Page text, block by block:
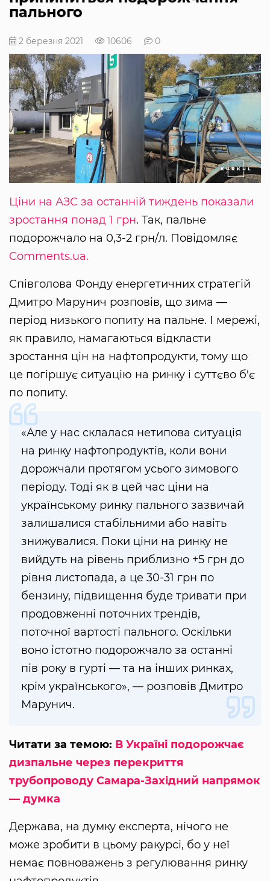
пального
2 березня 2021 10606 0
Ціни на АЗС за останній тиждень показали
зростання понад 1 грн. Так, пальне
подорожчало на 0,3-2 грн/л. Повідомляє
Comments.ua.
Співголова Фонду енергетичних стратегій
Дмитро Марунич розповів, що зима —
період низького попиту на пальне. І мережі,
як правило, намагаються відкласти
зростання цін на нафтопродукти, тому що
це погіршує ситуацію на ринку і суттєво б'є
по попиту.
«Але у нас склалася нетипова ситуація
на ринку нафтопродуктів, коли вони
дорожчали протягом усього зимового
періоду. Тоді як в цей час ціни на
українському ринку пального зазвичай
залишалися стабільними або навіть
знижувалися. Поки ціни на ринку не
вийдуть на рівень приблизно +5 грн до
рівня листопада, а це 30-31 грн по
бензину, підвищення буде тривати при
продовженні поточних трендів,
поточної вартості пального. Оскільки
воно істотно подорожчало за останні
пів року в гурті — та на інших ринках,
крім українського», — розповів Дмитро
Марунич.
Читати за темою: В Україні подорожчає
дизпальне через перекриття
трубопроводу Самара-Західний напрямок
— думка
Держава, на думку експерта, нічого не
може зробити в цьому ракурсі, бо у неї
немає повноважень з регулювання ринку